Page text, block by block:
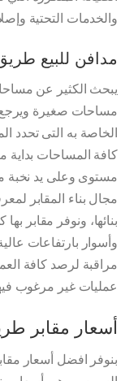
والخدمات التحتية
مدافن للبيع
يبحث الكثير عن
مساحات صغيرة ويرجع
الخاصة به التى تحدد
مستوى وعلى يد نخبة
مجال بناء المقابر
بنائها، ونوفر مقابر
وأسوار بارتفاعات
مراقبة لرصد كافة
عمليات غير مرغوب
أسعار مقابر
بنوفر افضل أسعار